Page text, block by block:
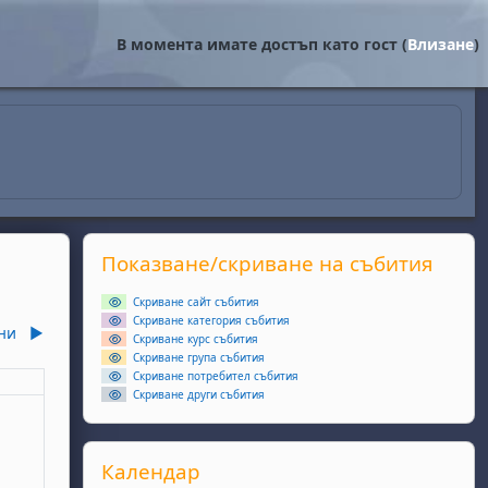
В момента имате достъп като гост (Влизане)
▶︎
2 майнеделя, 3 май
Supplementary blocks
Прескочи Показване/скриване на събития
Показване/скриване на събития
Скриване сайт събития
Скриване категория събития
Скриване курс събития
Скриване група събития
Скриване потребител събития
Скриване други събития
Прескочи Календар
Календар